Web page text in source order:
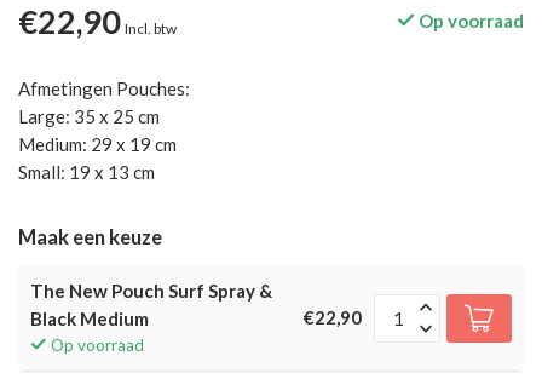
€22,90 Incl. btw Op voorraad
Afmetingen Pouches:
Large: 35 x 25 cm
Medium: 29 x 19 cm
Small: 19 x 13 cm
Maak een keuze
The New Pouch Surf Spray &
Black Medium
Op voorraad
€22,90